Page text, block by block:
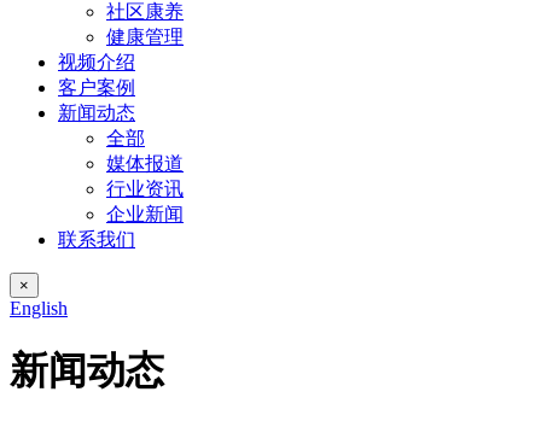
社区康养
健康管理
视频介绍
客户案例
新闻动态
全部
媒体报道
行业资讯
企业新闻
联系我们
×
English
新闻动态